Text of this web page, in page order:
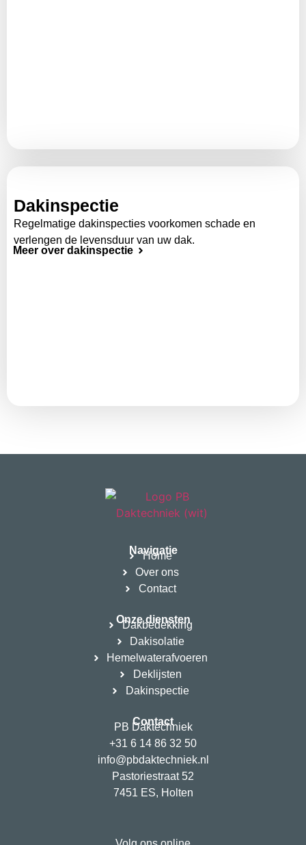
Dakinspectie
Regelmatige dakinspecties voorkomen schade en
verlengen de levensduur van uw dak.
Meer over dakinspectie
Navigatie
Home
Over ons
Contact
Onze diensten
Dakbedekking
Dakisolatie
Hemelwaterafvoeren
Deklijsten
Dakinspectie
Contact
PB Daktechniek
+31 6 14 86 32 50
info@pbdaktechniek.nl
Pastoriestraat 52
7451 ES, Holten